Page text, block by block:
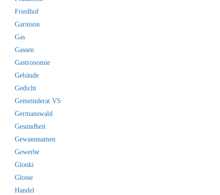
Friedhof
Garnison
Gas
Gassen
Gastronomie
Gebäude
Gedicht
Gemeinderat VS
Germanswald
Gesundheit
Gewannnamen
Gewerbe
Glonki
Glosse
Handel